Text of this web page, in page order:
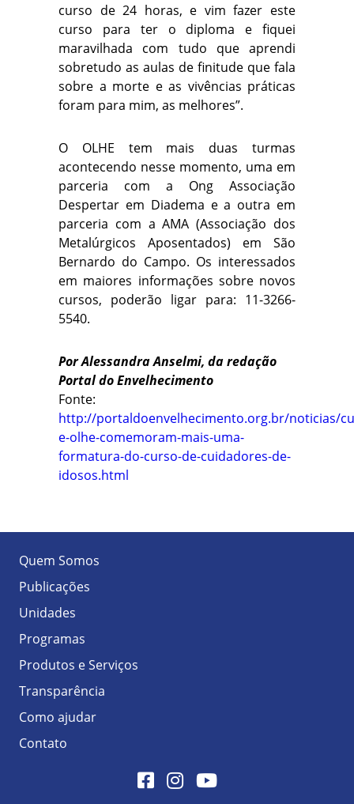
curso de 24 horas, e vim fazer este
curso para ter o diploma e fiquei
maravilhada com tudo que aprendi
sobretudo as aulas de finitude que fala
sobre a morte e as vivências práticas
foram para mim, as melhores”.
O OLHE tem mais duas turmas
acontecendo nesse momento, uma em
parceria com a Ong Associação
Despertar em Diadema e a outra em
parceria com a AMA (Associação dos
Metalúrgicos Aposentados) em São
Bernardo do Campo. Os interessados
em maiores informações sobre novos
cursos, poderão ligar para: 11-3266-
5540.
Por Alessandra Anselmi, da redação
Portal do Envelhecimento
Fonte:
http://portaldoenvelhecimento.org.br/noticias/
e-olhe-comemoram-mais-uma-
formatura-do-curso-de-cuidadores-de-
idosos.html
Quem Somos
Publicações
Unidades
Programas
Produtos e Serviços
Transparência
Como ajudar
Contato
FacebookInstagramYoutube